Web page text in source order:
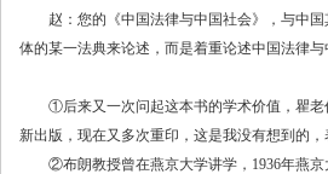
赵：您的《中国法律与中国社会》，与中国
体的某一法典来论述，而是着重论述中国法律
①后来又一次问起这本书的学术价值，瞿老
新出版，现在又多次重印，这是我没有想到的，
②布朗教授曾在燕京大学讲学，1936年燕京